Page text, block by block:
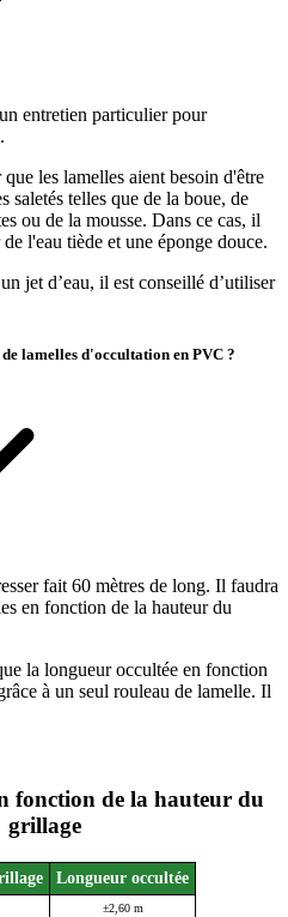
entretien particulier pour
les lamelles aient besoin d'être
saletés telles que de la boue, de
ou de la mousse. Dans ce cas, il
l'eau tiède et une éponge douce.
jet d’eau, il est conseillé d’utiliser
lamelles d'occultation en PVC ?
fait 60 mètres de long. Il faudra
en fonction de la hauteur du
la longueur occultée en fonction
à un seul rouleau de lamelle. Il
fonction de la hauteur du
grillage
Longueur occultée
±2,60 m